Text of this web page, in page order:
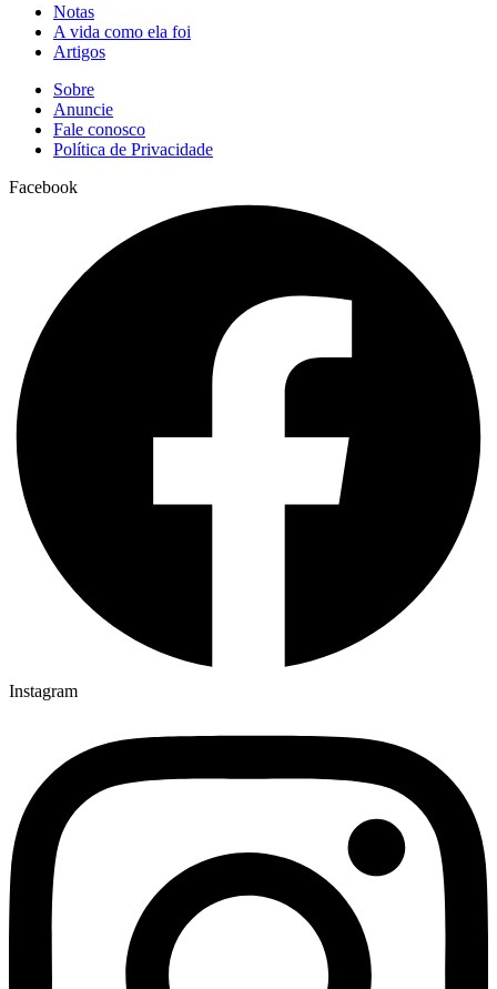
Notas
A vida como ela foi
Artigos
Sobre
Anuncie
Fale conosco
Política de Privacidade
Facebook
Instagram